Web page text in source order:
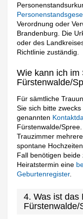
Verordnung oder
Brandenburg. Die
oder des
Richtlinie zuständig.
Wie kann ich im
Fürstenwalde/
Für sämtliche
Sie sich bitte
genannten
Fürstenwalde/
Trauzimmer
spontane
Fall benötigen
Heiratstermin eine
Geburtenregister.
4. Was ist das
Fürstenwalde/